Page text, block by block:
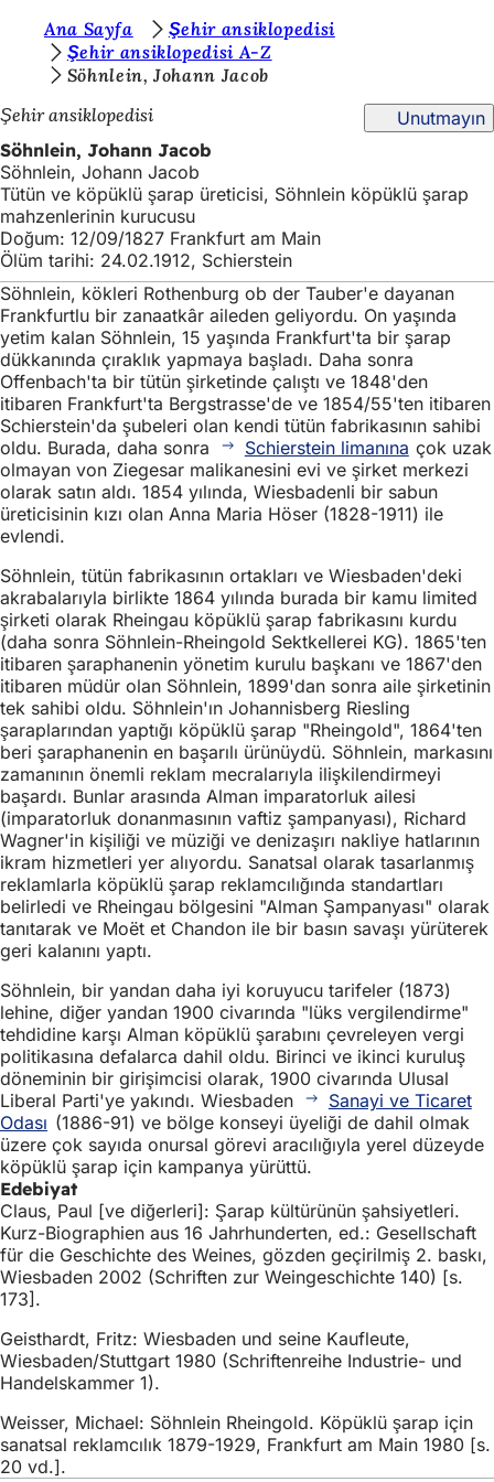
İçeriğe atla
r
a
d
a
s
ı
n
ı
z
:
Ana Sayfa
Şehir ansiklopedisi
Şehir ansiklopedisi A-Z
Söhnlein, Johann Jacob
Şehir ansiklopedisi
Unutmayın
Söhnlein, Johann Jacob
Söhnlein, Johann Jacob
Tütün ve köpüklü şarap üreticisi, Söhnlein köpüklü şarap
mahzenlerinin kurucusu
Doğum: 12/09/1827 Frankfurt am Main
Ölüm tarihi: 24.02.1912, Schierstein
Söhnlein, kökleri Rothenburg ob der Tauber'e dayanan
Frankfurtlu bir zanaatkâr aileden geliyordu. On yaşında
yetim kalan Söhnlein, 15 yaşında Frankfurt'ta bir şarap
dükkanında çıraklık yapmaya başladı. Daha sonra
Offenbach'ta bir tütün şirketinde çalıştı ve 1848'den
itibaren Frankfurt'ta Bergstrasse'de ve 1854/55'ten itibaren
Schierstein'da şubeleri olan kendi tütün fabrikasının sahibi
oldu. Burada, daha sonra
Schierstein limanına çok uzak
olmayan von Ziegesar malikanesini evi ve şirket merkezi
olarak satın aldı. 1854 yılında, Wiesbadenli bir sabun
üreticisinin kızı olan Anna Maria Höser (1828-1911) ile
evlendi.
Söhnlein, tütün fabrikasının ortakları ve Wiesbaden'deki
akrabalarıyla birlikte 1864 yılında burada bir kamu limited
şirketi olarak Rheingau köpüklü şarap fabrikasını kurdu
(daha sonra Söhnlein-Rheingold Sektkellerei KG). 1865'ten
itibaren şaraphanenin yönetim kurulu başkanı ve 1867'den
itibaren müdür olan Söhnlein, 1899'dan sonra aile şirketinin
tek sahibi oldu. Söhnlein'ın Johannisberg Riesling
şaraplarından yaptığı köpüklü şarap "Rheingold", 1864'ten
beri şaraphanenin en başarılı ürünüydü. Söhnlein, markasını
zamanının önemli reklam mecralarıyla ilişkilendirmeyi
başardı. Bunlar arasında Alman imparatorluk ailesi
(imparatorluk donanmasının vaftiz şampanyası), Richard
Wagner'in kişiliği ve müziği ve denizaşırı nakliye hatlarının
ikram hizmetleri yer alıyordu. Sanatsal olarak tasarlanmış
reklamlarla köpüklü şarap reklamcılığında standartları
belirledi ve Rheingau bölgesini "Alman Şampanyası" olarak
tanıtarak ve Moët et Chandon ile bir basın savaşı yürüterek
geri kalanını yaptı.
Söhnlein, bir yandan daha iyi koruyucu tarifeler (1873)
lehine, diğer yandan 1900 civarında "lüks vergilendirme"
tehdidine karşı Alman köpüklü şarabını çevreleyen vergi
politikasına defalarca dahil oldu. Birinci ve ikinci kuruluş
döneminin bir girişimcisi olarak, 1900 civarında Ulusal
Liberal Parti'ye yakındı. Wiesbaden
Sanayi ve Ticaret
Odası (1886-91) ve bölge konseyi üyeliği de dahil olmak
üzere çok sayıda onursal görevi aracılığıyla yerel düzeyde
köpüklü şarap için kampanya yürüttü.
Edebiyat
Claus, Paul [ve diğerleri]: Şarap kültürünün şahsiyetleri.
Kurz-Biographien aus 16 Jahrhunderten, ed.: Gesellschaft
für die Geschichte des Weines, gözden geçirilmiş 2. baskı,
Wiesbaden 2002 (Schriften zur Weingeschichte 140) [s.
173].
Geisthardt, Fritz: Wiesbaden und seine Kaufleute,
Wiesbaden/Stuttgart 1980 (Schriftenreihe Industrie- und
Handelskammer 1).
Weisser, Michael: Söhnlein Rheingold. Köpüklü şarap için
sanatsal reklamcılık 1879-1929, Frankfurt am Main 1980 [s.
20 vd.].